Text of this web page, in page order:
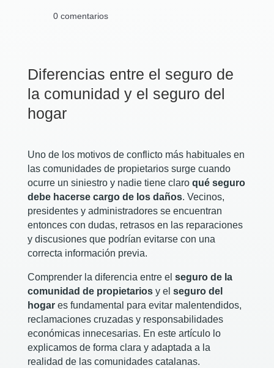
0 comentarios
Diferencias entre el seguro de
la comunidad y el seguro del
hogar
Uno de los motivos de conflicto más habituales en
las comunidades de propietarios surge cuando
ocurre un siniestro y nadie tiene claro qué seguro
debe hacerse cargo de los daños. Vecinos,
presidentes y administradores se encuentran
entonces con dudas, retrasos en las reparaciones
y discusiones que podrían evitarse con una
correcta información previa.
Comprender la diferencia entre el seguro de la
comunidad de propietariosy el seguro del
hogares fundamental para evitar malentendidos,
reclamaciones cruzadas y responsabilidades
económicas innecesarias. En este artículo lo
explicamos de forma clara y adaptada a la
realidad de las comunidades catalanas.